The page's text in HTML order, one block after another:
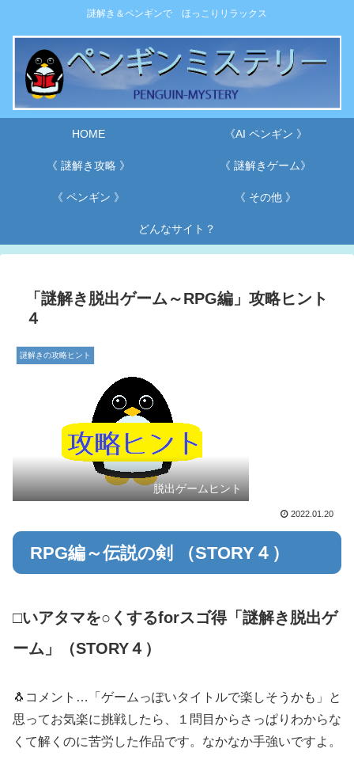
謎解き＆ペンギンで ほっこりリラックス
HOME 《AI ペンギン 》
《 謎解き攻略 》 《 謎解きゲーム》
《 ペンギン 》 《 その他 》
どんなサイト？
「謎解き脱出ゲーム～RPG編」攻略ヒント
４
謎解きの攻略ヒント
脱出ゲームヒント
2022.01.20
RPG編～伝説の剣 （STORY４）
□いアタマを○くするforスゴ得「謎解き脱出ゲ
ーム」（STORY４）
🐧コメント…「ゲームっぽいタイトルで楽しそうかも」と
思ってお気楽に挑戦したら、１問目からさっぱりわからな
くて解くのに苦労した作品です。なかなか手強いですよ。